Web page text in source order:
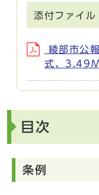
添付ファイル
綾部市公
式、
目次
条例